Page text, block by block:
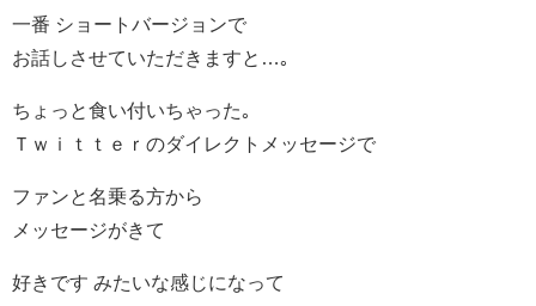
一番 ショートバージョンで
お話しさせていただきますと…｡
ちょっと食い付いちゃった｡
Ｔｗｉｔｔｅｒのダイレクトメッセージで
ファンと名乗る方から
メッセージがきて
好きです みたいな感じになって